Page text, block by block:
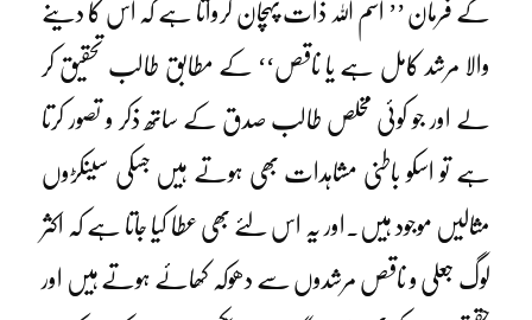
کے فرمان ’’ اسم اللہ ذات پہچان کرواتا ہے کہ اس کا دینے
والا مرشد کامل ہے یا ناقص‘‘ کے مطابق طالب تحقیق کر
لے اور جو کوئی مخلص طالب صدق کے ساتھ ذکر و تصور کرتا
ہے تو اسکو باطنی مشاہدات بھی ہوتے ہیں جسکی سینکڑوں
مثالیں موجود ہیں۔اور یہ اس لئے بھی عطا کیا جاتا ہے کہ اکثر
لوگ جعلی و ناقص مرشدوں سے دھوکہ کھائے ہوتے ہیں اور